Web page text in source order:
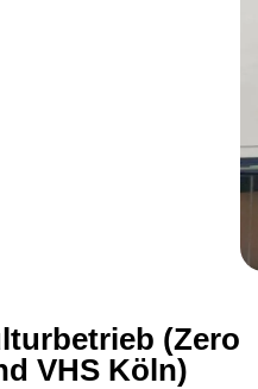
(Zero
VHS Köln)